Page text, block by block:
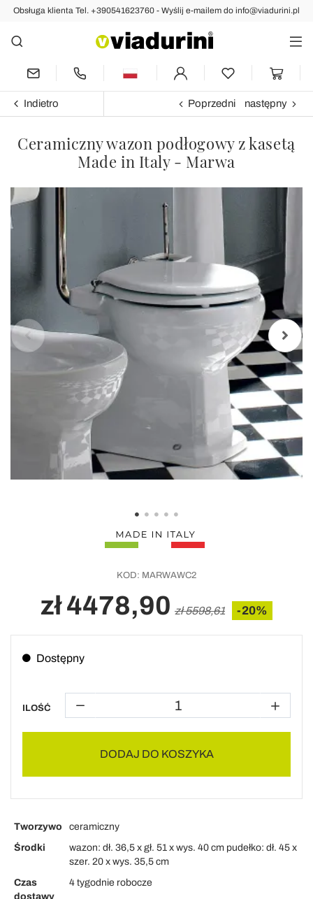
Obsługa klienta Tel. +390541623760 - Wyślij e-mailem do info@viadurini.pl
Indietro Poprzedni następny
Ceramiczny wazon podłogowy z kasetą
Made in Italy - Marwa
KOD: MARWAWC2
zł 4478,90 zł 5598,61 -20%
Dostępny
ILOŚĆ
DODAJ DO KOSZYKA
Tworzywo
ceramiczny
Środki
wazon: dł. 36,5 x gł. 51 x wys. 40 cm pudełko: dł. 45 x
szer. 20 x wys. 35,5 cm
Czas
dostawy
4 tygodnie robocze